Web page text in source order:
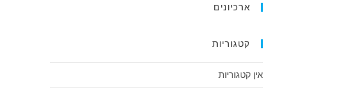
ארכיונים
קטגוריות
אין קטגוריות